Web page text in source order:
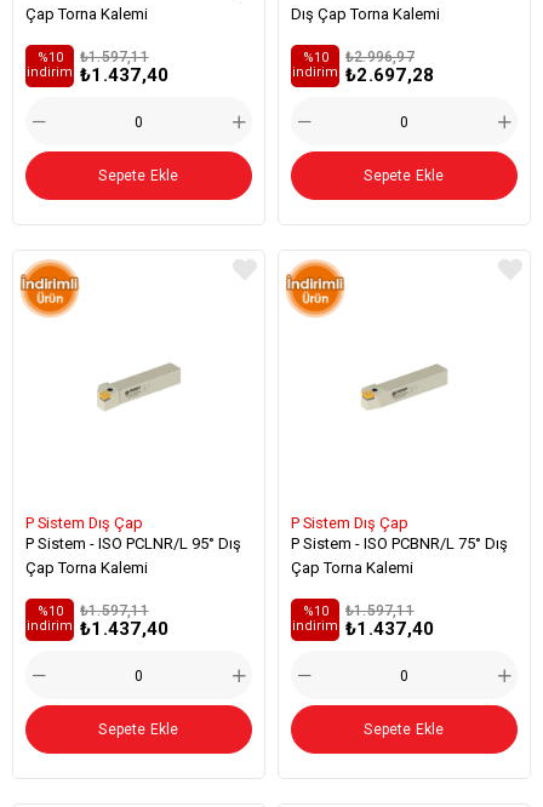
Çap Torna Kalemi
₺1.437,40
₺1.597,11
%10
i̇ndirim
Sepete Ekle
Dış Çap Torna Kalemi
₺2.697,28
₺2.996,97
%10
i̇ndirim
Sepete Ekle
P Sistem Dış Çap
P Sistem - ISO PCLNR/L 95° Dış
Çap Torna Kalemi
₺1.437,40
₺1.597,11
%10
i̇ndirim
Sepete Ekle
P Sistem Dış Çap
P Sistem - ISO PCBNR/L 75° Dış
Çap Torna Kalemi
₺1.437,40
₺1.597,11
%10
i̇ndirim
Sepete Ekle